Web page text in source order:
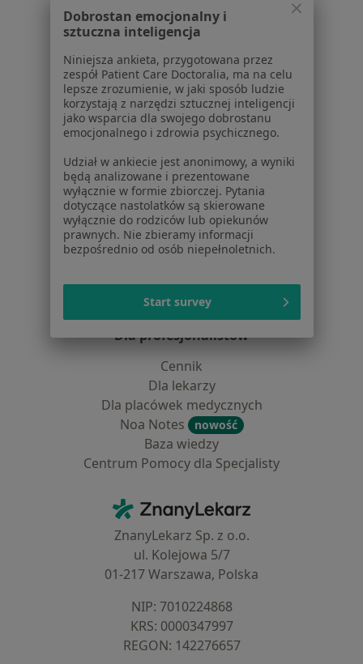
Dostępność
O nas
Partnerzy
Centrum prasowe
Kontakt
Dla pacjentów
Lekarze
Placówki medyczne
Pytania i odpowiedzi
Usługi i zabiegi
Choroby
Aplikacje mobilne
Blog dla pacjentów
Dla profesjonalistów
Cennik
Dla lekarzy
Dla placówek medycznych
Noa Notes
nowość
Baza wiedzy
Centrum Pomocy dla Specjalisty
ZnanyLekarz - Strona główna
ZnanyLekarz Sp. z o.o.
ul. Kolejowa 5/7
01-217 Warszawa, Polska
NIP: ⁠7010224868
KRS: ⁠0000347997
REGON: ⁠142276657
Dobrostan emocjonalny i
sztuczna inteligencja
Niniejsza ankieta, przygotowana przez
zespół Patient Care Doctoralia, ma na celu
lepsze zrozumienie, w jaki sposób ludzie
korzystają z narzędzi sztucznej inteligencji
jako wsparcia dla swojego dobrostanu
emocjonalnego i zdrowia psychicznego.
Udział w ankiecie jest anonimowy, a wyniki
będą analizowane i prezentowane
wyłącznie w formie zbiorczej. Pytania
dotyczące nastolatków są skierowane
wyłącznie do rodziców lub opiekunów
prawnych. Nie zbieramy informacji
bezpośrednio od osób niepełnoletnich.
Start survey